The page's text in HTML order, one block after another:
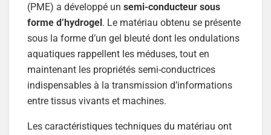
(PME) a développé un semi-conducteur sous
forme d’hydrogel. Le matériau obtenu se présente
sous la forme d’un gel bleuté dont les ondulations
aquatiques rappellent les méduses, tout en
maintenant les propriétés semi-conductrices
indispensables à la transmission d’informations
entre tissus vivants et machines.
Les caractéristiques techniques du matériau ont